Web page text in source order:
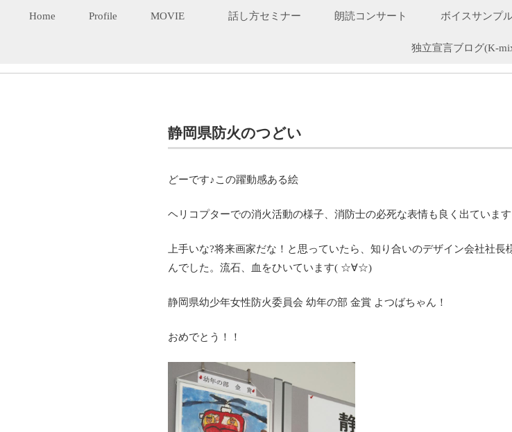
Home Profile MOVIE 話し方セミナー 朗読コンサート ボイスサンプ
独立宣言ブログ(K-
静岡県防火のつどい
どーです♪この躍動感ある絵
ヘリコプターでの消火活動の様子、消防士の必死な表情も良く出ていま
上手いな?将来画家だな！と思っていたら、知り合いのデザイン会社社長
んでした。流石、血をひいています( ☆∀☆)
静岡県幼少年女性防火委員会 幼年の部 金賞 よつばちゃん！
おめでとう！！